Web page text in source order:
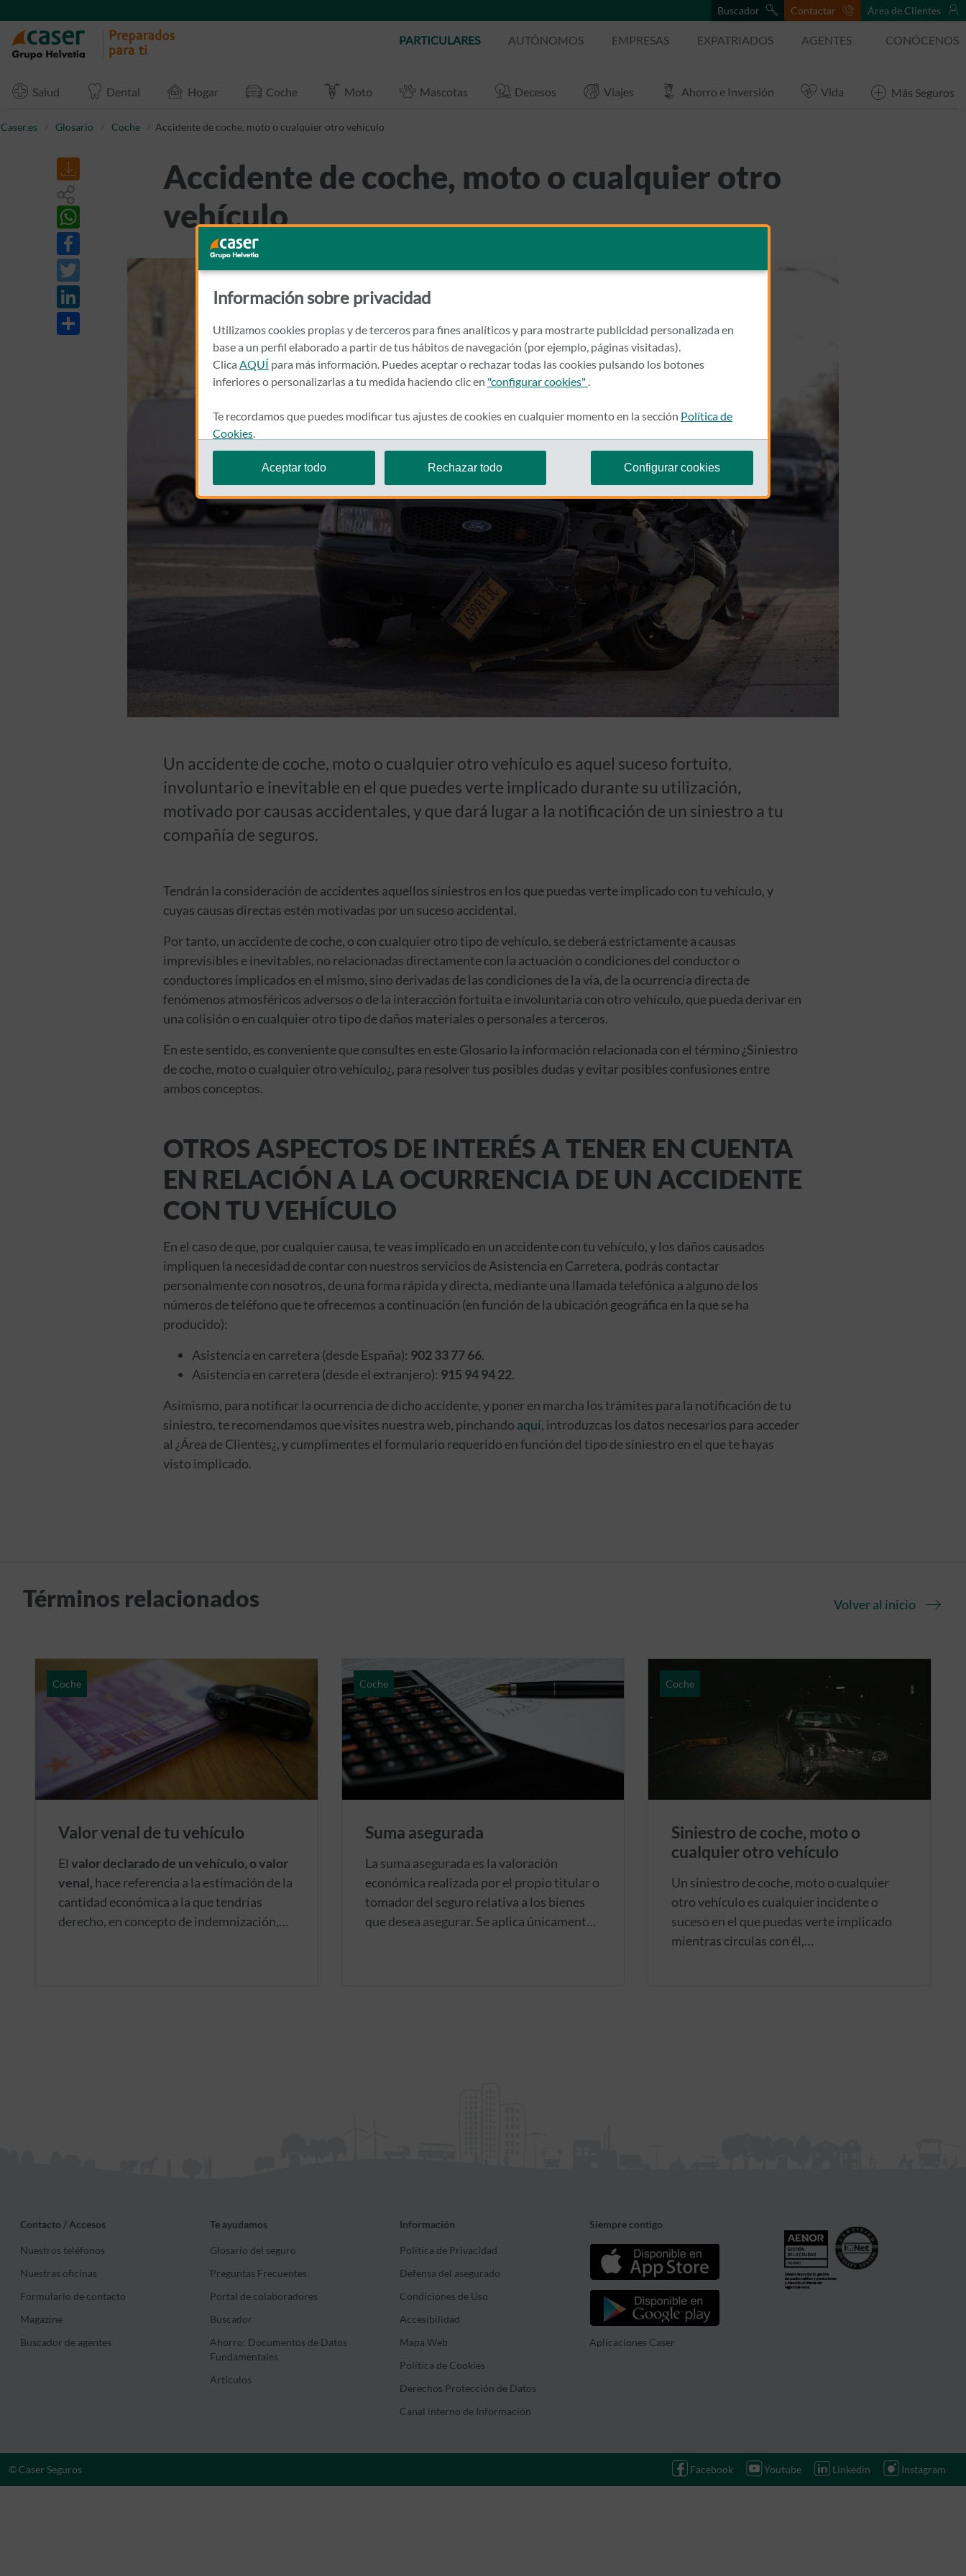
Buscador Contactar Área de Clientes
PARTICULARES
Salud Dental Hogar Coche Moto Mascotas Decesos Viajes Ahorro e Inversión Vida Más Seguros
AUTÓNOMOS EMPRESAS EXPATRIADOS AGENTES CONÓCENOS
Caser.es Glosario Coche Accidente de coche, moto o cualquier otro vehículo
Accidente de coche, moto o cualquier otro
vehículo
Un accidente de coche, moto o cualquier otro vehículo es aquel suceso fortuito,
involuntario e inevitable en el que puedes verte implicado durante su utilización,
motivado por causas accidentales, y que dará lugar a la notificación de un siniestro a tu
compañía de seguros.
Tendrán la consideración de accidentes aquellos siniestros en los que puedas verte implicado con tu vehículo, y
cuyas causas directas estén motivadas por un suceso accidental.
Por tanto, un accidente de coche, o con cualquier otro tipo de vehículo, se deberá estrictamente a causas
imprevisibles e inevitables, no relacionadas directamente con la actuación o condiciones del conductor o
conductores implicados en el mismo, sino derivadas de las condiciones de la vía, de la ocurrencia directa de
fenómenos atmosféricos adversos o de la interacción fortuita e involuntaria con otro vehículo, que pueda derivar en
una colisión o en cualquier otro tipo de daños materiales o personales a terceros.
En este sentido, es conveniente que consultes en este Glosario la información relacionada con el término ¿Siniestro
de coche, moto o cualquier otro vehículo¿, para resolver tus posibles dudas y evitar posibles confusiones entre
ambos conceptos.
OTROS ASPECTOS DE INTERÉS A TENER EN CUENTA
EN RELACIÓN A LA OCURRENCIA DE UN ACCIDENTE
CON TU VEHÍCULO
En el caso de que, por cualquier causa, te veas implicado en un accidente con tu vehículo, y los daños causados
impliquen la necesidad de contar con nuestros servicios de Asistencia en Carretera, podrás contactar
personalmente con nosotros, de una forma rápida y directa, mediante una llamada telefónica a alguno de los
números de teléfono que te ofrecemos a continuación (en función de la ubicación geográfica en la que se ha
producido):
Asistencia en carretera (desde España): 902 33 77 66.
Asistencia en carretera (desde el extranjero): 915 94 94 22.
Asimismo, para notificar la ocurrencia de dicho accidente, y poner en marcha los trámites para la notificación de tu
siniestro, te recomendamos que visites nuestra web, pinchando aquí, introduzcas los datos necesarios para acceder
al ¿Área de Clientes¿, y cumplimentes el formulario requerido en función del tipo de siniestro en el que te hayas
visto implicado.
Términos relacionados Volver al inicio
Coche
Valor venal de tu vehículo
El valor declarado de un vehículo, o valor
venal, hace referencia a la estimación de la
cantidad económica a la que tendrías
derecho, en concepto de indemnización,
Coche
Suma asegurada
La suma asegurada es la valoración
económica realizada por el propio titular o
tomador del seguro relativa a los bienes
que desea asegurar. Se aplica únicamente
Coche
Siniestro de coche, moto o
cualquier otro vehículo
Un siniestro de coche, moto o cualquier
otro vehículo es cualquier incidente o
suceso en el que puedas verte implicado
mientras circulas con él,
Contacto / Accesos
Nuestros teléfonos
Nuestras oficinas
Formulario de contacto
Magazine
Buscador de agentes
Te ayudamos
Glosario del seguro
Preguntas Frecuentes
Portal de colaboradores
Buscador
Ahorro: Documentos de Datos
Fundamentales
Artículos
Información
Política de Privacidad
Defensa del asegurado
Condiciones de Uso
Accesibilidad
Mapa Web
Política de Cookies
Derechos Protección de Datos
Canal interno de Información
Siempre contigo
Aplicaciones Caser
© Caser Seguros Facebook Youtube Linkedin Instagram
Información sobre privacidad
Utilizamos cookies propias y de terceros para fines analíticos y para mostrarte publicidad personalizada en
base a un perfil elaborado a partir de tus hábitos de navegación (por ejemplo, páginas visitadas).
Clica AQUÍ para más información. Puedes aceptar o rechazar todas las cookies pulsando los botones
inferiores o personalizarlas a tu medida haciendo clic en "configurar cookies"
Te recordamos que puedes modificar tus ajustes de cookies en cualquier momento en la sección Política de
Cookies
Aceptar todo Rechazar todo Configurar cookies